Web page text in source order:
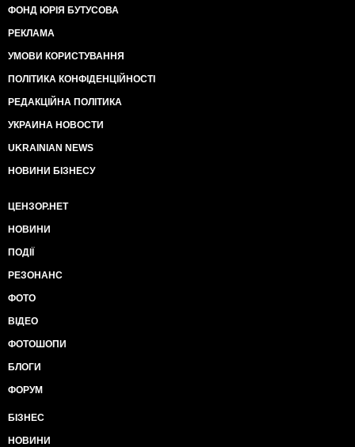
ФОНД ЮРІЯ БУТУСОВА
РЕКЛАМА
УМОВИ КОРИСТУВАННЯ
ПОЛІТИКА КОНФІДЕНЦІЙНОСТІ
РЕДАКЦІЙНА ПОЛІТИКА
УКРАИНА НОВОСТИ
UKRAINIAN NEWS
НОВИНИ БІЗНЕСУ
ЦЕНЗОР.НЕТ
НОВИНИ
ПОДІЇ
РЕЗОНАНС
ФОТО
ВІДЕО
ФОТОШОПИ
БЛОГИ
ФОРУМ
БІЗНЕС
НОВИНИ